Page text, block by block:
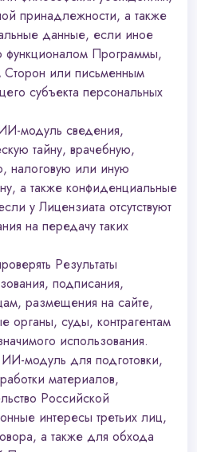
принадлежности, а также
данные, если иное
функционалом Программы,
или письменным
субъекта персональных
модуль сведения,
тайну, врачебную,
налоговую или иную
а также конфиденциальные
у Лицензиата отсутствуют
на передачу таких
Результаты
подписания,
размещения на сайте,
органы, суды, контрагентам
использования.
модуль для подготовки,
материалов,
Российской
интересы третьих лиц,
а также для обхода